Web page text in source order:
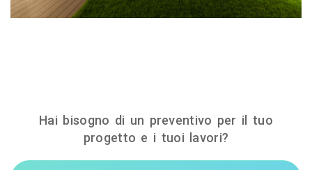
Hai bisogno di un preventivo per il tuo
progetto e i tuoi lavori?